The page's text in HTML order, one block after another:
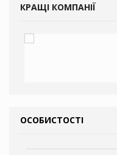
КРАЩІ КОМПАНІЇ
ОСОБИСТОСТІ